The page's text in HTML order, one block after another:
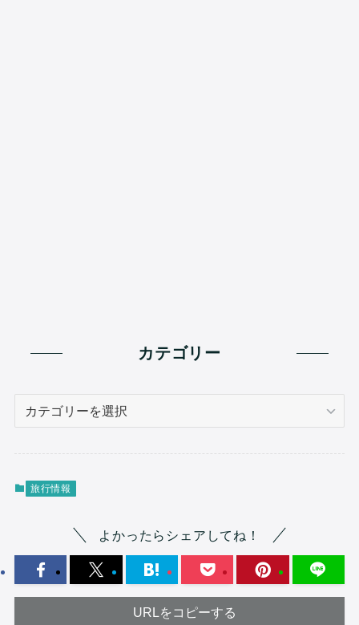
カテゴリー
ー 旅行情報
よかったらシェアしてね！
URLをコピーする